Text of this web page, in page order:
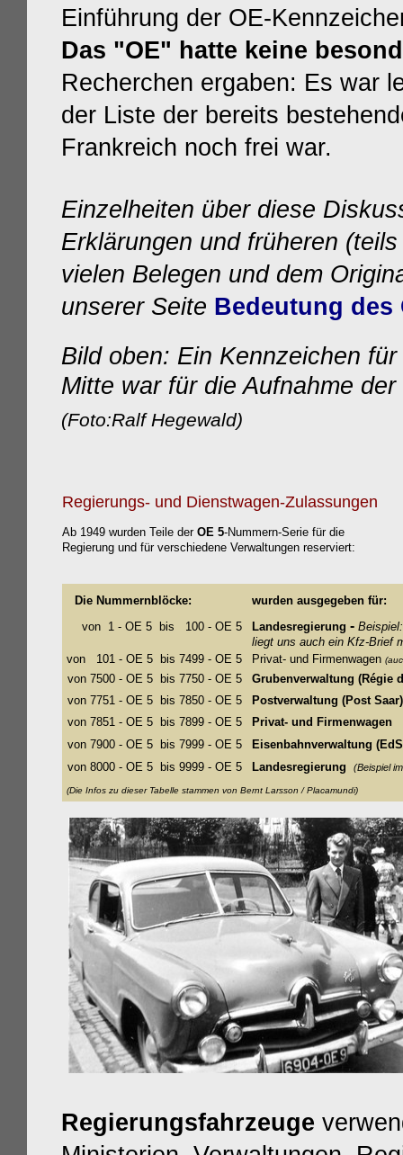
Einführung der OE-
Das "OE" hatte keine
Recherchen ergaben: Es war
der Liste der bereits
Frankreich noch frei war.
Einzelheiten über diese
Erklärungen und früheren
vielen Belegen und dem
unserer Seite Bedeutung des
Bild oben: Ein Kennzeichen
Mitte war für die Aufnahme
(Foto:Ralf Hegewald)
Regierungs- und Dienstwagen-Zulassungen
Ab 1949 wurden Teile der OE 5-Nummern-Serie für die
Regierung und für verschiedene Verwaltungen reserviert:
Die Nummernblöcke:
wurden ausgegeben für:
von 1 - OE 5 bis 100 - OE 5
Landesregierung -
liegt uns auch ein Kfz-Brief
von 101 - OE 5 bis 7499 - OE 5
Privat- und Firmenwagen
von 7500 - OE 5 bis 7750 - OE 5
Grubenverwaltung (Régie
von 7751 - OE 5 bis 7850 - OE 5
Postverwaltung (Post Saar)
von 7851 - OE 5 bis 7899 - OE 5
Privat- und Firmenwagen
von 7900 - OE 5 bis 7999 - OE 5
Eisenbahnverwaltung
von 8000 - OE 5 bis 9999 - OE 5
Landesregierung (Beispiel
(Die Infos zu dieser Tabelle stammen von Bernt Larsson / Placamundi)
Regierungsfahrzeuge